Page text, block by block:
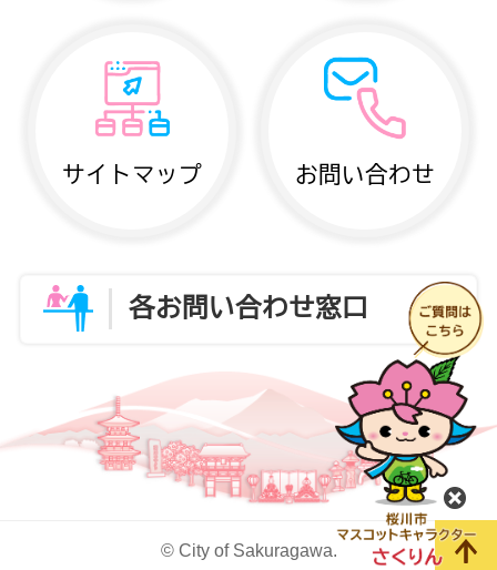
サイトマップ お問い合わせ
各お問い合わせ窓口
© City of Sakuragawa.